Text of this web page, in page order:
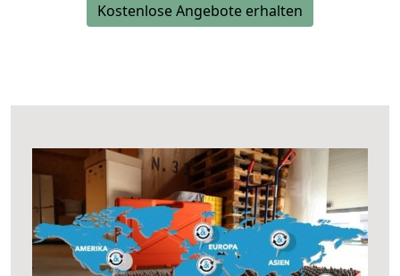
Kostenlose Angebote erhalten